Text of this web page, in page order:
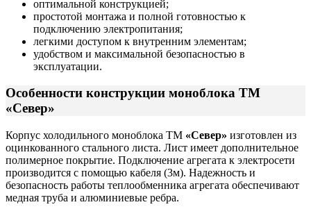
оптимальной конструкцией;
простотой монтажа и полной готовностью к
подключению электропитания;
легкими доступом к внутренним элементам;
удобством и максимальной безопасностью в
эксплуатации.
Особенности конструкции моноблока ТМ
«Север»
Корпус холодильного моноблока ТМ «Север» изготовлен из
оцинкованного стального листа. Лист имеет дополнительное
полимерное покрытие. Подключение агрегата к электросети
производится с помощью кабеля (3м). Надежность и
безопасность работы теплообменника агрегата обеспечивают
медная труба и алюминиевые ребра.